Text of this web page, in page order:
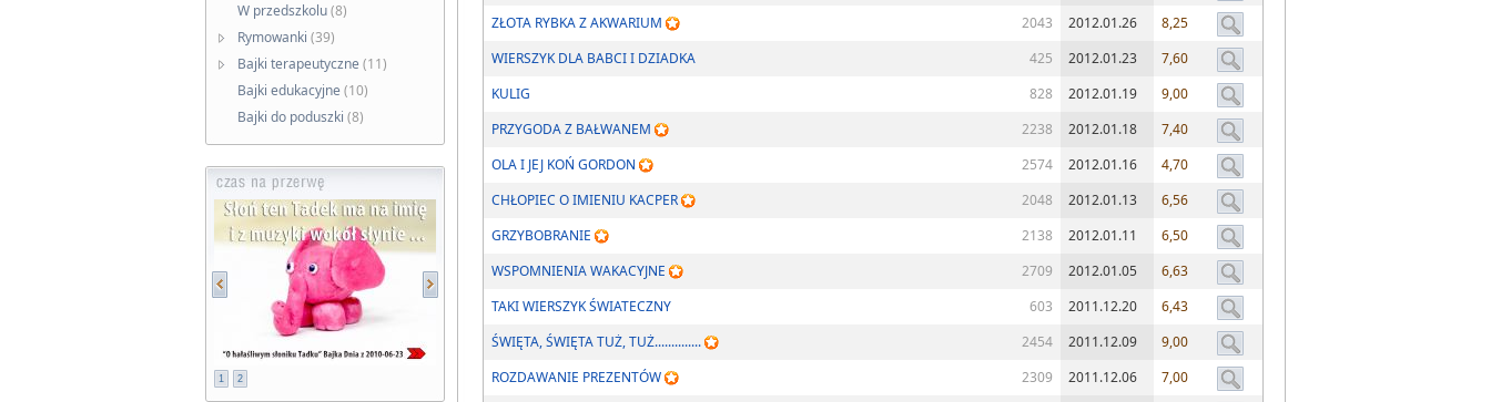
W przedszkolu(8)
Rymowanki (39)
Bajki terapeutyczne (11)
Bajki edukacyjne (10)
Bajki do poduszki (8)
1 2
ZŁOTA RYBKA Z AKWARIUM
2043 2012.01.26
8,25
WIERSZYK DLA BABCI I DZIADKA
425 2012.01.23
7,60
KULIG
828 2012.01.19
9,00
PRZYGODA Z BAŁWANEM
2238 2012.01.18
7,40
OLA I JEJ KOŃ GORDON
2574 2012.01.16
4,70
CHŁOPIEC O IMIENIU KACPER
2048 2012.01.13
6,56
GRZYBOBRANIE
2138 2012.01.11
6,50
WSPOMNIENIA WAKACYJNE
2709 2012.01.05
6,63
TAKI WIERSZYK ŚWIATECZNY
603 2011.12.20
6,43
ŚWIĘTA, ŚWIĘTA TUŻ, TUŻ..............
2454 2011.12.09
9,00
ROZDAWANIE PREZENTÓW
2309 2011.12.06
7,00